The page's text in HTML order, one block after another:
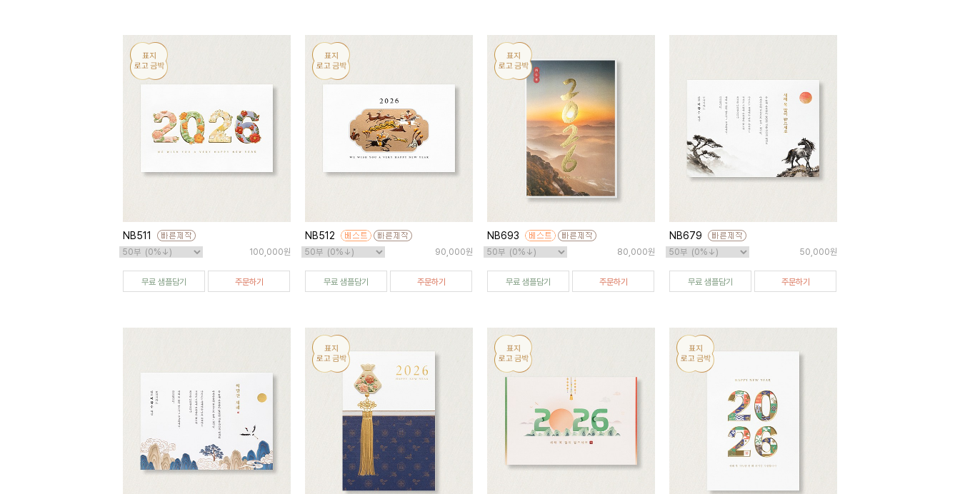
NB511
100,000원
무료 샘플담기 주문하기
NB512
90,000원
무료 샘플담기 주문하기
NB693
80,000원
무료 샘플담기 주문하기
NB679
50,000원
무료 샘플담기 주문하기